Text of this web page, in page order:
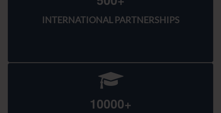
INTERNATIONAL PARTNERSHIPS
10000+